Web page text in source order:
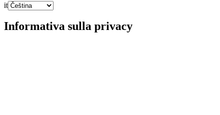
it
Informativa sulla privacy